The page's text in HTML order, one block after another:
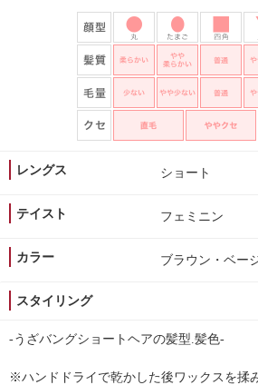
レングス ショート
テイスト フェミニン
カラー ブラウン・ベー
スタイリング
-うざバングショートヘアの髪型.髪色-
※ハンドドライで乾かした後ワックスを揉